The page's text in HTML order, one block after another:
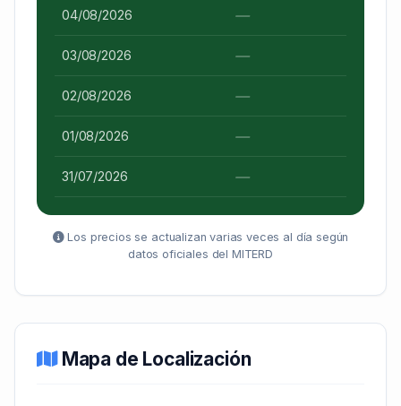
04/08/2026 —
03/08/2026 —
02/08/2026 —
01/08/2026 —
31/07/2026 —
Los precios se actualizan varias veces al día según
datos oficiales del MITERD
Mapa de Localización